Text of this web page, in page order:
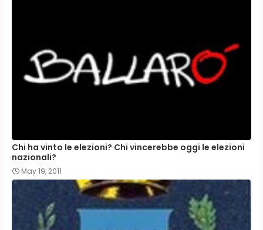
Chi ha vinto le elezioni? Chi vincerebbe oggi le elezioni
nazionali?
May 19, 2011